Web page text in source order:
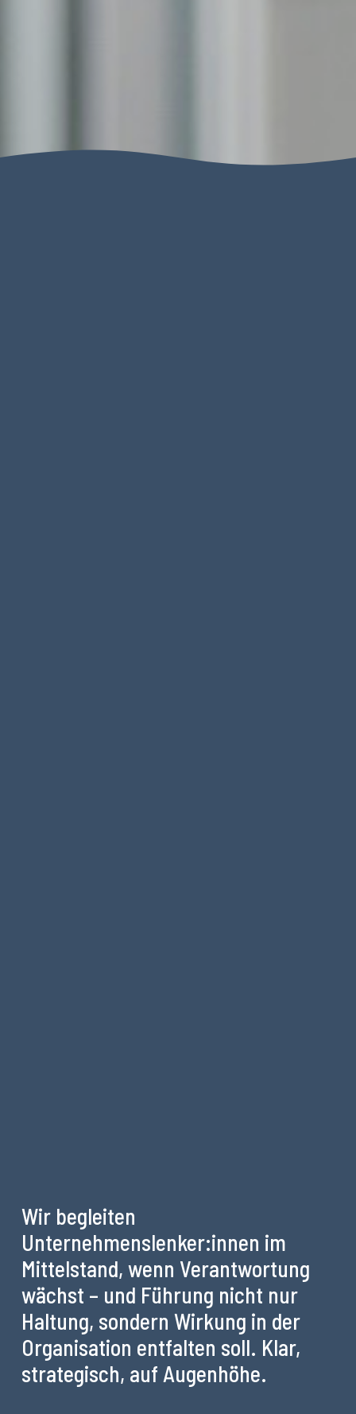
Wir begleiten
Unternehmenslenker:innen im
Mittelstand, wenn Verantwortung
wächst – und Führung nicht nur
Haltung, sondern Wirkung in der
Organisation entfalten soll. Klar,
strategisch, auf Augenhöhe.